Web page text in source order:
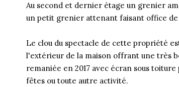
Au second et dernier étage un grenier
un petit grenier attenant faisant office
Le clou du spectacle de cette propriété
l'extérieur de la maison offrant une très
remaniée en 2017 avec écran sous
fêtes ou toute autre activité.